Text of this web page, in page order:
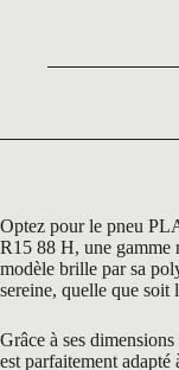
Optez pour le pneu
R15 88 H, une gamme
modèle brille par sa
sereine, quelle que soit
Grâce à ses
est parfaitement